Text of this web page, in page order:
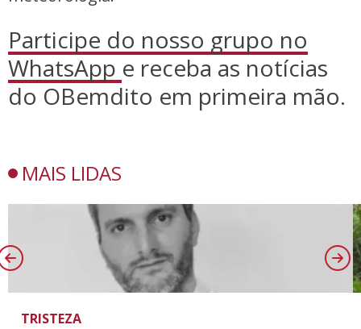
Participe do nosso grupo no
WhatsApp e receba as notícias
do OBemdito em primeira mão.
MAIS LIDAS
TRISTEZA